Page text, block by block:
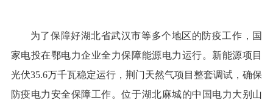
为了保障好湖北省武汉市等多个地区的防疫工作，国
家电投在鄂电力企业全力保障能源电力运行。新能源项目
光伏35.6万千瓦稳定运行，荆门天然气项目整套调试，确保
防疫电力安全保障工作。位于湖北麻城的中国电力大别山